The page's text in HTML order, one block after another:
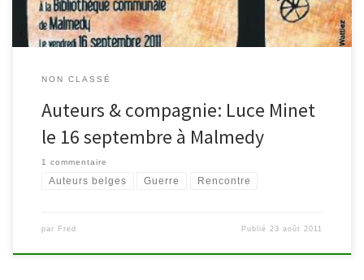
NON CLASSÉ
Auteurs & compagnie: Luce Minet
le 16 septembre à Malmedy
1 commentaire
Auteurs belges Guerre Rencontre
par Fred Publié 23 août 2011